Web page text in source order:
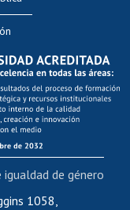
1058,
de género